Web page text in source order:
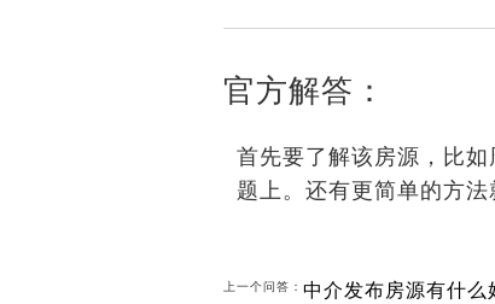
官方解答：
首先要了解该房源，比
题上。还有更简单的方法
上一个问答： 中介发布房源有什么